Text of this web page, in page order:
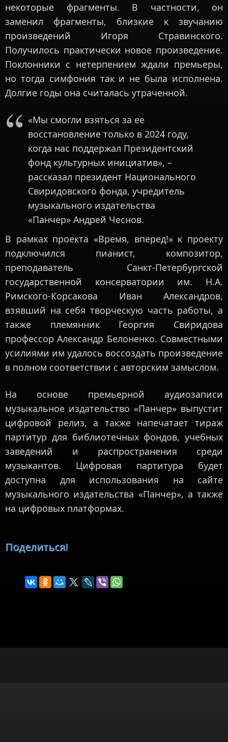
некоторые фрагменты. В частности, он
заменил фрагменты, близкие к звучанию
произведений Игоря Стравинского.
Получилось практически новое произведение.
Поклонники с нетерпением ждали премьеры,
но тогда симфония так и не была исполнена.
Долгие годы она считалась утраченной.
«Мы смогли взяться за ее
восстановление только в 2024 году,
когда нас поддержал Президентский
фонд культурных инициатив», –
рассказал президент Национального
Свиридовского фонда, учредитель
музыкального издательства
«Панчер» Андрей Чеснов.
В рамках проекта «Время, вперед!» к проекту
подключился пианист, композитор,
преподаватель Санкт-Петербургской
государственной консерватории им. Н.А.
Римского-Корсакова Иван Александров,
взявший на себя творческую часть работы, а
также племянник Георгия Свиридова
профессор Александр Белоненко. Совместными
усилиями им удалось воссоздать произведение
в полном соответствии с авторским замыслом.
На основе премьерной аудиозаписи
музыкальное издательство «Панчер» выпустит
цифровой релиз, а также напечатает тираж
партитур для библиотечных фондов, учебных
заведений и распространения среди
музыкантов. Цифровая партитура будет
доступна для использования на сайте
музыкального издательства «Панчер», а также
на цифровых платформах.
Поделиться!